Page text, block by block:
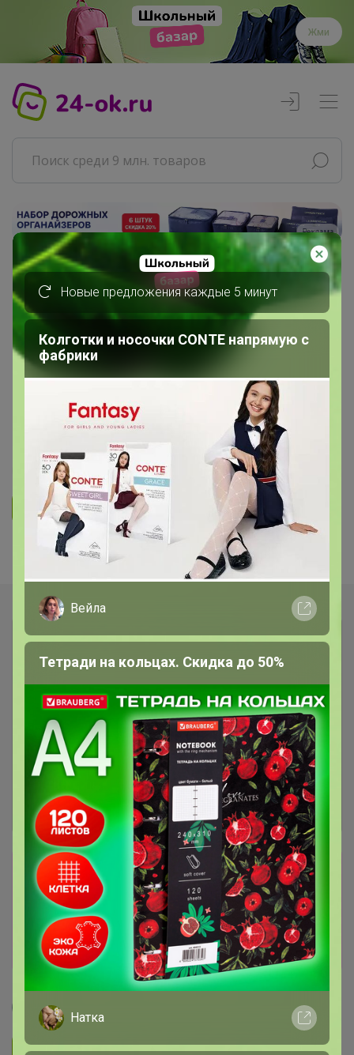
Жми
Реклама
Главная
Совместные покупки
АРХИВ СП
РАЗНОЕ
Дачный сезон- удобрения,
биопрепараты, семена, инструмент
и все для вашего сада и огорода
9 5.5K 146 8
Ответить
Показаны записи1-7из7.
Сбор заказов в данной закупке
завершен.
К сожалению организатор еще не открыл
новую. Подпишитесь на новости закупки,
чтобы быть в курсе её открытия!
DJULIY
Подписаться на закупку 82
Новые предложения каждые 5 минут
Колготки и носочки CONTE напрямую с
фабрики
Вейла
Тетради на кольцах. Скидка до 50%
Натка